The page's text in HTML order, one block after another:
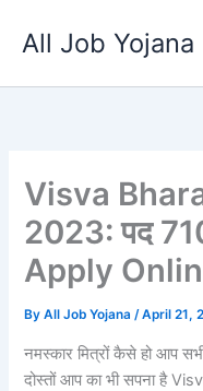
All Job Yojana
Visva
2023: पद
Apply
ByAll Job Yojana/April 21,
नमस्कार मित्रों कैसे हो आप
दोस्तों आप का भी सपना है